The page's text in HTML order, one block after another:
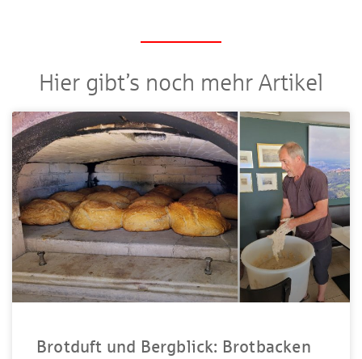
Hier gibt’s noch mehr Artikel
Brotduft und Bergblick: Brotbacken